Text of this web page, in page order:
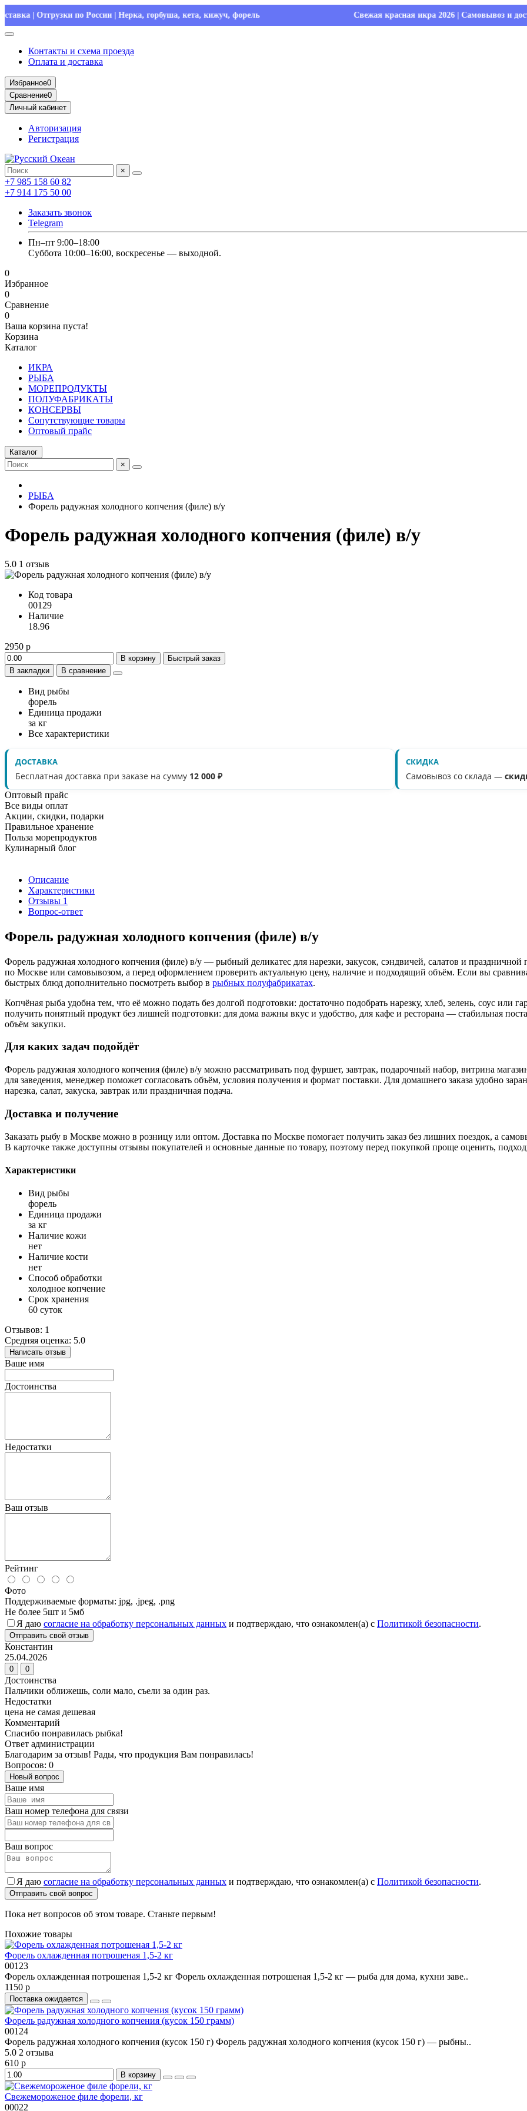
по России | Нерка, горбуша, кета, кижуч, форель Свежая красная икра 2026 | Самовывоз и доставка |
Контакты и схема проезда
Оплата и доставка
Избранное0
Сравнение0
Личный кабинет
Авторизация
Регистрация
×
+7 985 158 60 82
+7 914 175 50 00
Заказать звонок
Telegram
Пн–пт 9:00–18:00
Суббота 10:00–16:00, воскресенье — выходной.
0
Избранное
0
Сравнение
0
Ваша корзина пуста!
Корзина
Каталог
ИКРА
РЫБА
МОРЕПРОДУКТЫ
ПОЛУФАБРИКАТЫ
КОНСЕРВЫ
Сопутствующие товары
Оптовый прайс
Каталог
×
РЫБА
Форель радужная холодного копчения (филе) в/у
Форель радужная холодного копчения (филе) в/у
5.0 1 отзыв
Код товара
00129
Наличие
18.96
2950 р
В корзину
Быстрый заказ
В закладки
В сравнение
Вид рыбы
форель
Единица продажи
за кг
Все характеристики
ДОСТАВКА
Бесплатная доставка при заказе на сумму 12 000 ₽
СКИДКА
Самовывоз со склада —
Оптовый прайс
Все виды оплат
Акции, скидки, подарки
Правильное хранение
Польза морепродуктов
Кулинарный блог
Описание
Характеристики
Отзывы 1
Вопрос-ответ
Форель радужная холодного копчения (филе) в/у
Форель радужная холодного копчения (филе) в/у — рыбный деликатес для нарезки, закусок, сэндвичей, салатов и праздничной
по Москве или самовывозом, а перед оформлением проверить актуальную цену, наличие и подходящий объём. Если вы
быстрых блюд дополнительно посмотреть выбор в рыбных полуфабрикатах.
Копчёная рыба удобна тем, что её можно подать без долгой подготовки: достаточно подобрать нарезку, хлеб, зелень, соус
получить понятный продукт без лишней подготовки: для дома важны вкус и удобство, для кафе и ресторана — стабильная
объём закупки.
Для каких задач подойдёт
Форель радужная холодного копчения (филе) в/у можно рассматривать под фуршет, завтрак, подарочный набор, витрина
для заведения, менеджер поможет согласовать объём, условия получения и формат поставки. Для домашнего заказа удобно
нарезка, салат, закуска, завтрак или праздничная подача.
Доставка и получение
Заказать рыбу в Москве можно в розницу или оптом. Доставка по Москве помогает получить заказ без лишних поездок, а
В карточке также доступны отзывы покупателей и основные данные по товару, поэтому перед покупкой проще оценить,
Характеристики
Вид рыбы
форель
Единица продажи
за кг
Наличие кожи
нет
Наличие кости
нет
Способ обработки
холодное копчение
Срок хранения
60 суток
Отзывов: 1
Средняя оценка: 5.0
Написать отзыв
Ваше имя
Достоинства
Недостатки
Ваш отзыв
Рейтинг
Фото
Поддерживаемые форматы: jpg, .jpeg, .png
Не более 5шт и 5мб
Я даю согласие на обработку персональных данных и подтверждаю, что ознакомлен(а) с Политикой безопасности.
Отправить свой отзыв
Константин
25.04.2026
0 0
Достоинства
Пальчики оближешь, соли мало, съели за один раз.
Недостатки
цена не самая дешевая
Комментарий
Спасибо понравилась рыбка!
Ответ администрации
Благодарим за отзыв! Рады, что продукция Вам понравилась!
Вопросов: 0
Новый вопрос
Ваше имя
Ваш номер телефона для связи
Ваш вопрос
Я даю согласие на обработку персональных данных и подтверждаю, что ознакомлен(а) с Политикой безопасности.
Отправить свой вопрос
Пока нет вопросов об этом товаре. Станьте первым!
Похожие товары
Форель охлажденная потрошеная 1,5-2 кг
00123
Форель охлажденная потрошеная 1,5-2 кг Форель охлажденная потрошеная 1,5-2 кг — рыба для дома, кухни заве..
1150 р
Поставка ожидается
Форель радужная холодного копчения (кусок 150 грамм)
00124
Форель радужная холодного копчения (кусок 150 г) Форель радужная холодного копчения (кусок 150 г) — рыбны..
5.0 2 отзыва
610 р
В корзину
Свежемороженое филе форели, кг
00022